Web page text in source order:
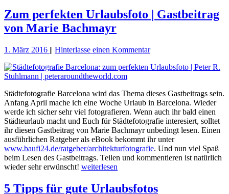
Zum perfekten Urlaubsfoto | Gastbeitrag
von Marie Bachmayr
1. März 2016 || Hinterlasse einen Kommentar
Städtefotografie Barcelona wird das Thema dieses Gastbeitrags sein.
Anfang April mache ich eine Woche Urlaub in Barcelona. Wieder
werde ich sicher sehr viel fotografieren. Wenn auch ihr bald einen
Städteurlaub macht und Euch für Städtefotografie interesiert, solltet
ihr diesen Gastbeitrag von Marie Bachmayr unbedingt lesen. Einen
ausführlichen Ratgeber als eBook bekommt ihr unter
www.baufi24.de/ratgeber/architekturfotografie. Und nun viel Spaß
beim Lesen des Gastbeitrags. Teilen und kommentieren ist natürlich
wieder sehr erwünscht! weiterlesen
5 Tipps für gute Urlaubsfotos